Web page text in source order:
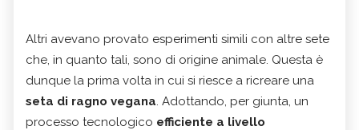
Altri avevano provato esperimenti simili con altre sete
che, in quanto tali, sono di origine animale. Questa è
dunque la prima volta in cui si riesce a ricreare una
seta di ragno vegana. Adottando, per giunta, un
processo tecnologico efficiente a livello